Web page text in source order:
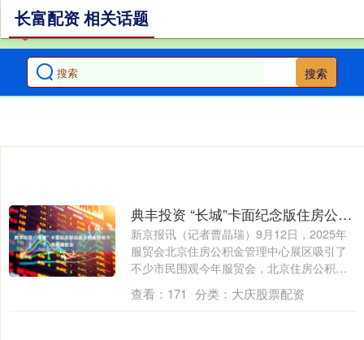
搜索
长富配资 相关话题
典丰投资 “长城”卡面纪念版住房公积金联名卡亮相服贸会
新京报讯（记者曹晶瑞）9月12日，2025年
服贸会北京住房公积金管理中心展区吸引了
不少市民围观今年服贸会，北京住房公积
金....
查看： 171 分类： 大庆股票配资